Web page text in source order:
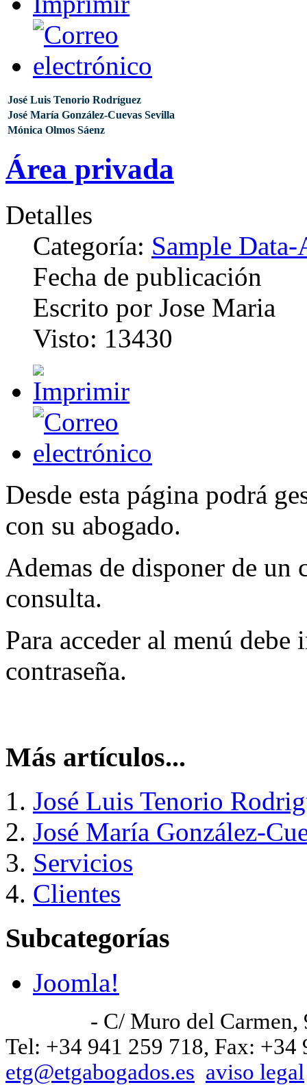
José Luis Tenorio Rodríguez
José María González-Cuevas Sevilla
Mónica Olmos Sáenz
Área privada
Detalles
Categoría: Sample
Fecha de publicación
Escrito por Jose Maria
Visto: 13430
Desde esta página podrá
con su abogado.
Ademas de disponer de
consulta.
Para acceder al menú
contraseña.
Más artículos...
José Luis Tenorio
José María González-
Servicios
Clientes
Subcategorías
Joomla!
- C/ Muro del
Tel: +34 941 259 718, Fax: +34
etg@etgabogados.es aviso legal